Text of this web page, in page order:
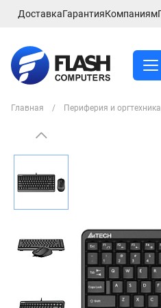
ДоставкаГарантияКомпаниям
Главная Периферия и оргтехника
Ноутбуки и аксессуры
Компьютеры и
комплектующие
Сетевое оборудование
ТВ, Аудио и Видео